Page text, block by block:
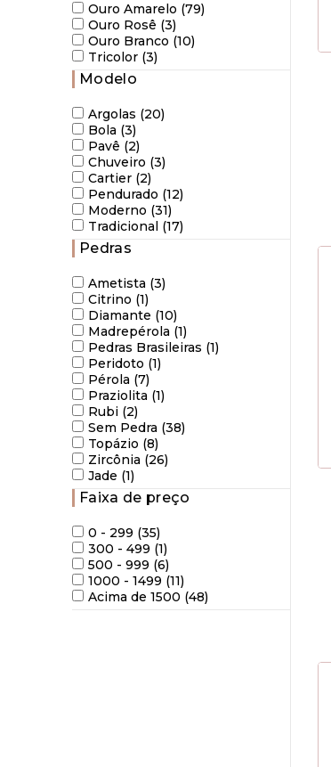
Ouro Amarelo (79)
Ouro Rosê (3)
Ouro Branco (10)
Tricolor (3)
Modelo
Argolas (20)
Bola (3)
Pavê (2)
Chuveiro (3)
Cartier (2)
Pendurado (12)
Moderno (31)
Tradicional (17)
Pedras
Ametista (3)
Citrino (1)
Diamante (10)
Madrepérola (1)
Pedras Brasileiras (1)
Peridoto (1)
Pérola (7)
Praziolita (1)
Rubi (2)
Sem Pedra (38)
Topázio (8)
Zircônia (26)
Jade (1)
Faixa de preço
0 - 299 (35)
300 - 499 (1)
500 - 999 (6)
1000 - 1499 (11)
Acima de 1500 (48)